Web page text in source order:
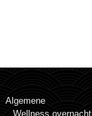
Algemene
Wellness